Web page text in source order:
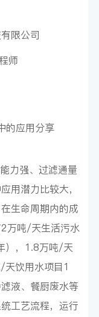
限公司
师
的应用分享
力强、过滤通量
用潜力比较大，
生命周期内的成
万吨/天生活污水
），1.8万吨/天
饮用水项目1
液、餐厨废水等
工艺流程，运行